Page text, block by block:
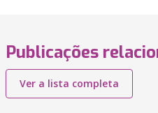
Publicações
Ver a lista completa